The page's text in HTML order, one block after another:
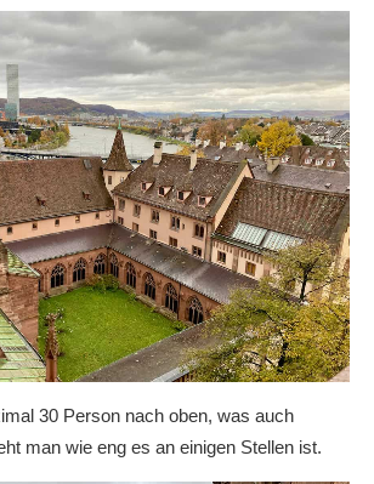
30 Person nach oben, was auch
man wie eng es an einigen Stellen ist.